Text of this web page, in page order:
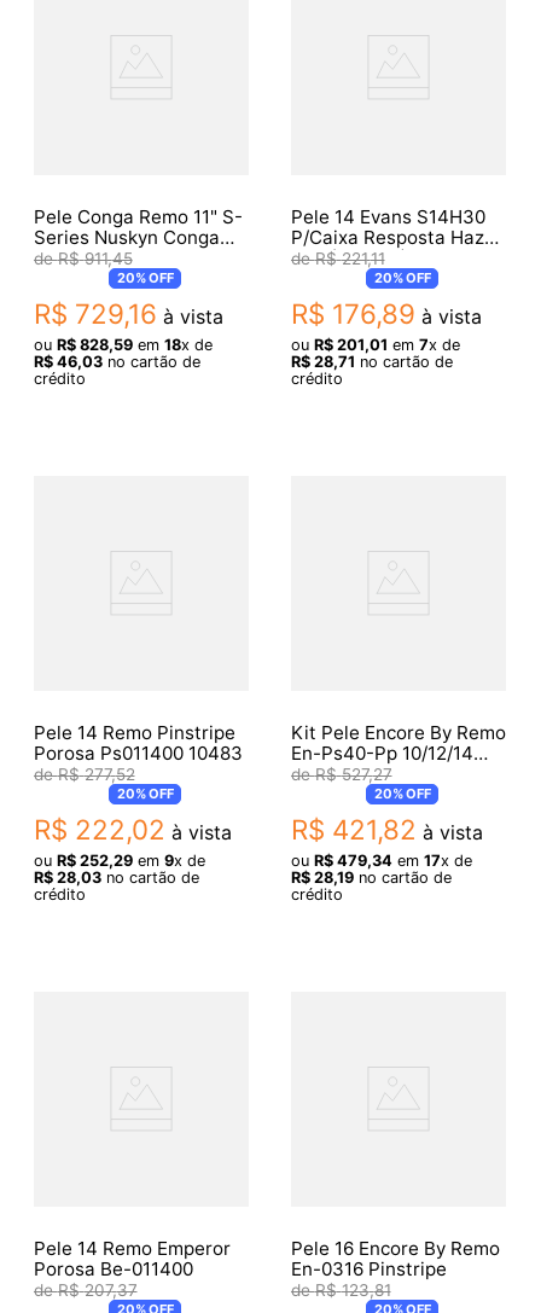
Pele Conga Remo 11" S-
Series Nuskyn Conga
Drum Head M7-S110-N5
R$ 911,45
20%OFF
R$ 729,16 à vista
ou R$ 828,59em 18x de
R$ 46,03no cartão de
crédito
Pele 14 Evans S14H30
P/Caixa Resposta Hazy
300 (013600)
R$ 221,11
20%OFF
R$ 176,89 à vista
ou R$ 201,01 em 7x de
R$ 28,71 no cartão de
crédito
Pele 14 Remo Pinstripe
Porosa Ps011400 10483
R$ 277,52
20%OFF
R$ 222,02 à vista
ou R$ 252,29em 9x de
R$ 28,03no cartão de
crédito
Kit Pele Encore By Remo
En-Ps40-Pp 10/12/14
Transparente
R$ 527,27
20%OFF
R$ 421,82 à vista
ou R$ 479,34em 17x de
R$ 28,19no cartão de
crédito
Pele 14 Remo Emperor
Porosa Be-011400
R$ 207,37
20%OFF
Pele 16 Encore By Remo
En-0316 Pinstripe
R$ 123,81
20%OFF